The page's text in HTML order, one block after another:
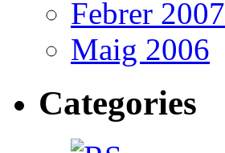
Febrer 2007
Maig 2006
Categories